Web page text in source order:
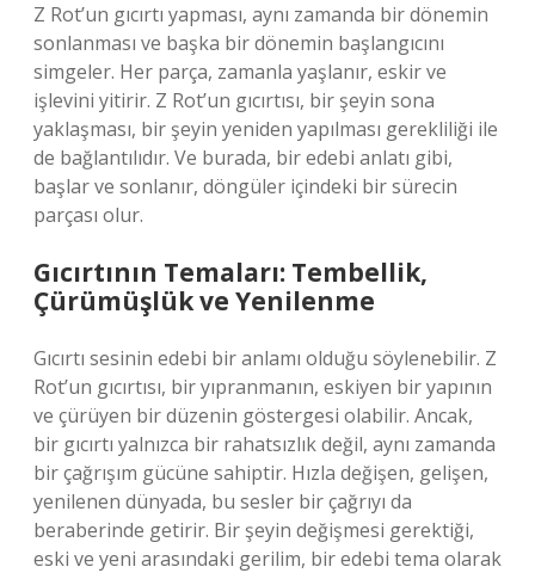
Z Rot’un gıcırtı yapması, aynı zamanda bir dönemin
sonlanması ve başka bir dönemin başlangıcını
simgeler. Her parça, zamanla yaşlanır, eskir ve
işlevini yitirir. Z Rot’un gıcırtısı, bir şeyin sona
yaklaşması, bir şeyin yeniden yapılması gerekliliği ile
de bağlantılıdır. Ve burada, bir edebi anlatı gibi,
başlar ve sonlanır, döngüler içindeki bir sürecin
parçası olur.
Gıcırtının Temaları: Tembellik,
Çürümüşlük ve Yenilenme
Gıcırtı sesinin edebi bir anlamı olduğu söylenebilir. Z
Rot’un gıcırtısı, bir yıpranmanın, eskiyen bir yapının
ve çürüyen bir düzenin göstergesi olabilir. Ancak,
bir gıcırtı yalnızca bir rahatsızlık değil, aynı zamanda
bir çağrışım gücüne sahiptir. Hızla değişen, gelişen,
yenilenen dünyada, bu sesler bir çağrıyı da
beraberinde getirir. Bir şeyin değişmesi gerektiği,
eski ve yeni arasındaki gerilim, bir edebi tema olarak